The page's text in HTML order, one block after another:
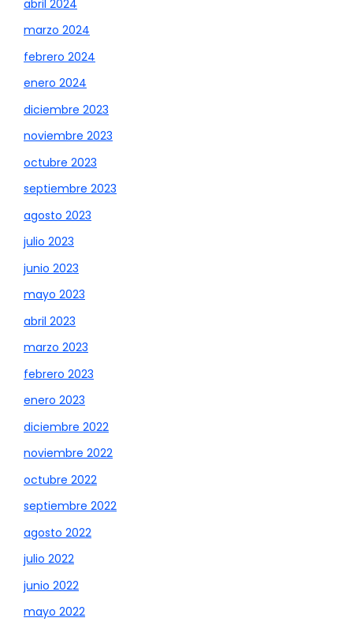
abril 2024
marzo 2024
febrero 2024
enero 2024
diciembre 2023
noviembre 2023
octubre 2023
septiembre 2023
agosto 2023
julio 2023
junio 2023
mayo 2023
abril 2023
marzo 2023
febrero 2023
enero 2023
diciembre 2022
noviembre 2022
octubre 2022
septiembre 2022
agosto 2022
julio 2022
junio 2022
mayo 2022